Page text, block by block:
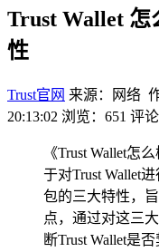
Trust Wallet 怎
性
Trust官网 来源：网络
20:13:02 浏览：651 评
《Trust Wallet怎
于对Trust Wallet
包的三大特性，
点，通过对这三
断Trust Wallet是